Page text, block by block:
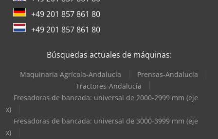
Terberg Tractor
Valtra Tractores
+49 201 857 861 80
+49 201 857 861 80
Búsquedas actuales de máquinas:
Maquinaria Agrícola-Andalucía
Prensas-Andalucía
Tractores-Andalucía
Fresadoras de bancada: universal de 2000-2999 mm (eje
x)
Fresadoras de bancada: universal de 3000-3999 mm (eje
x)